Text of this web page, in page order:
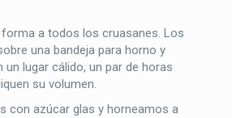
a todos los cruasanes. Los
una bandeja para horno y
un lugar cálido, un par de horas
su volumen.
con azúcar glas y horneamos a